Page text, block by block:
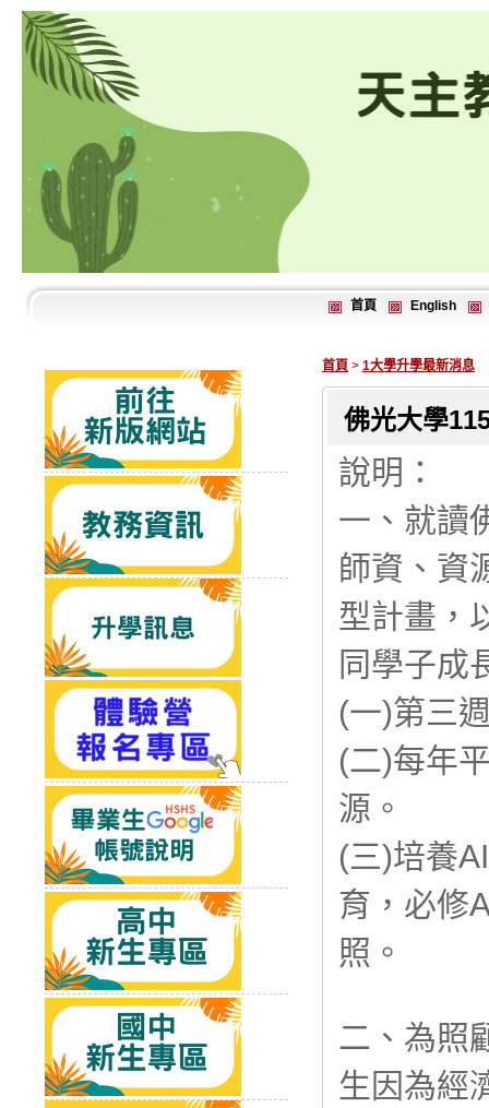
首頁 English
首頁 > 1大學升學最新消息
佛光大學
說明：
一、就讀
師資、資
型計畫，
同學子成
(一)第三
(二)每年
源。
(三)培養
育，必修
照。
二、為照
生因為經